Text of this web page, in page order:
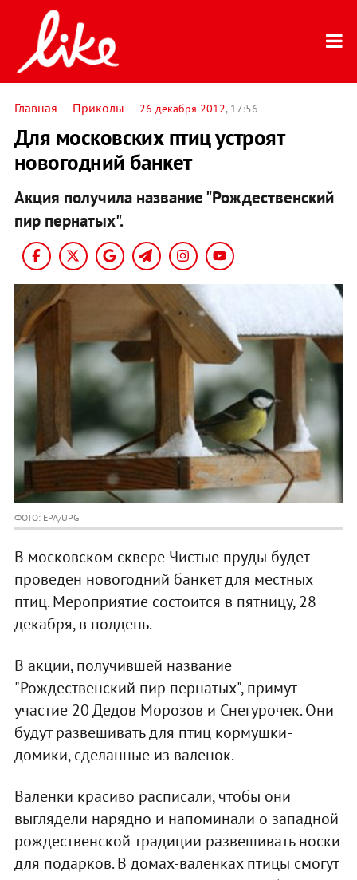
Главная — Приколы — 26 декабря 2012, 17:56
Для московских птиц устроят
новогодний банкет
Акция получила название "Рождественский
пир пернатых".
ФОТО: EPA/UPG
В московском сквере Чистые пруды будет
проведен новогодний банкет для местных
птиц. Мероприятие состоится в пятницу, 28
декабря, в полдень.
В акции, получившей название
"Рождественский пир пернатых", примут
участие 20 Дедов Морозов и Снегурочек. Они
будут развешивать для птиц кормушки-
домики, сделанные из валенок.
Валенки красиво расписали, чтобы они
выглядели нарядно и напоминали о западной
рождественской традиции развешивать носки
для подарков. В домах-валенках птицы смогут